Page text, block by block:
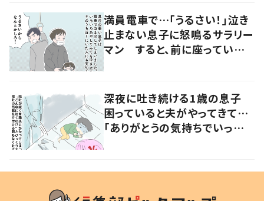
満員電車で…「うるさい！」泣き
止まない息子に怒鳴るサラリー
マン すると、前に座っていた
深夜に吐き続ける1歳の息子
困っていると夫がやってきて…
「ありがとうの気持ちでいっぱ